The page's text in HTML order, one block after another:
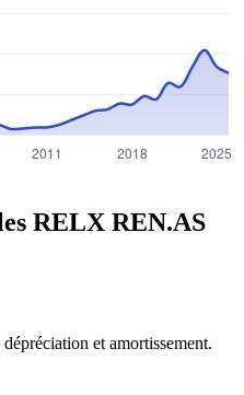
RELX REN.AS
et amortissement.